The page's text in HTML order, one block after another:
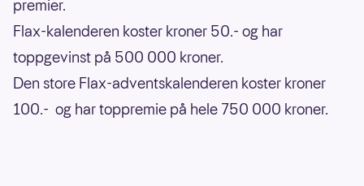
premier.
Flax-kalenderen koster kroner 50.- og har
toppgevinst på 500 000 kroner.
Den store Flax-adventskalenderen koster kroner
100.- og har toppremie på hele 750 000 kroner.